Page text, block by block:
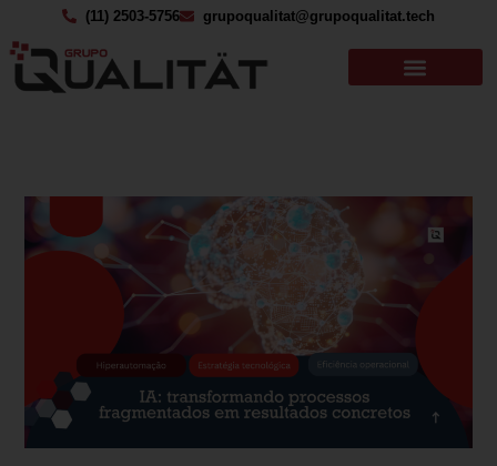
(11) 2503-5756 grupoqualitat@grupoqualitat.tech